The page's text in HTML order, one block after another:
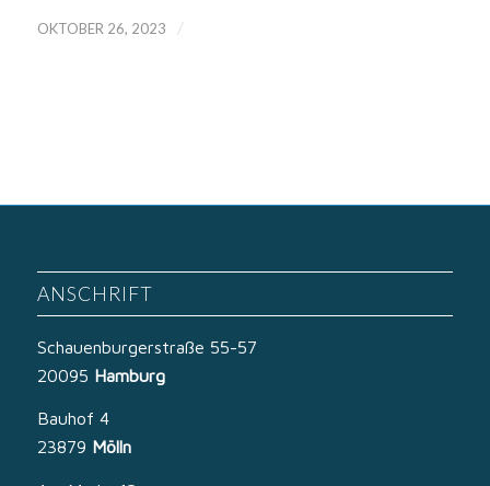
OKTOBER 26, 2023 /
ANSCHRIFT
Schauenburgerstraße 55-57
20095 Hamburg
Bauhof 4
23879 Mölln